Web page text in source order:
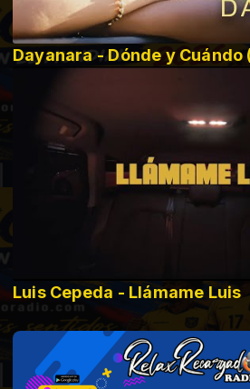
Dayanara - Dónde y
Luis Cepeda - Llámame Luis